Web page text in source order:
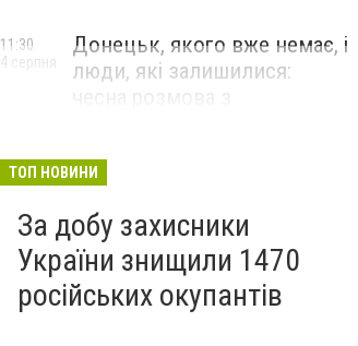
Донецьк, якого вже немає, і
люди, які залишилися:
11:30
4 серпня
ТОП НОВИНИ
За добу захисники
України знищили 1470
російських окупантів